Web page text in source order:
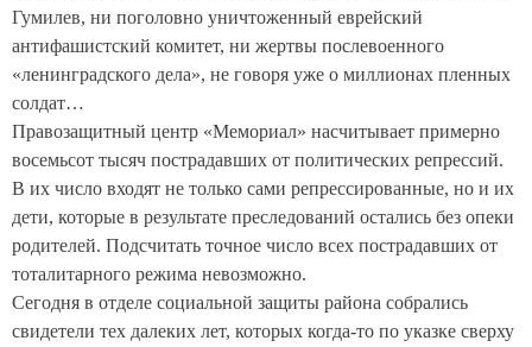
Гумилев, ни поголовно уничтоженный еврейский
антифашистский комитет, ни жертвы послевоенного
«ленинградского дела», не говоря уже о миллионах пленных
солдат…
Правозащитный центр «Мемориал» насчитывает примерно
восемьсот тысяч пострадавших от политических репрессий.
В их число входят не только сами репрессированные, но и их
дети, которые в результате преследований остались без опеки
родителей. Подсчитать точное число всех пострадавших от
тоталитарного режима невозможно.
Сегодня в отделе социальной защиты района собрались
свидетели тех далеких лет, которых когда-то по указке сверху